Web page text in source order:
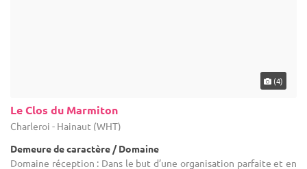
collaboration avec une équipe professionnelle, nous prenons en
50-240